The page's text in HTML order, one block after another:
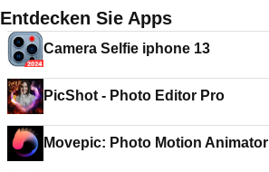
Entdecken Sie Apps
Camera Selfie iphone 13
PicShot - Photo Editor Pro
Movepic: Photo Motion Animator